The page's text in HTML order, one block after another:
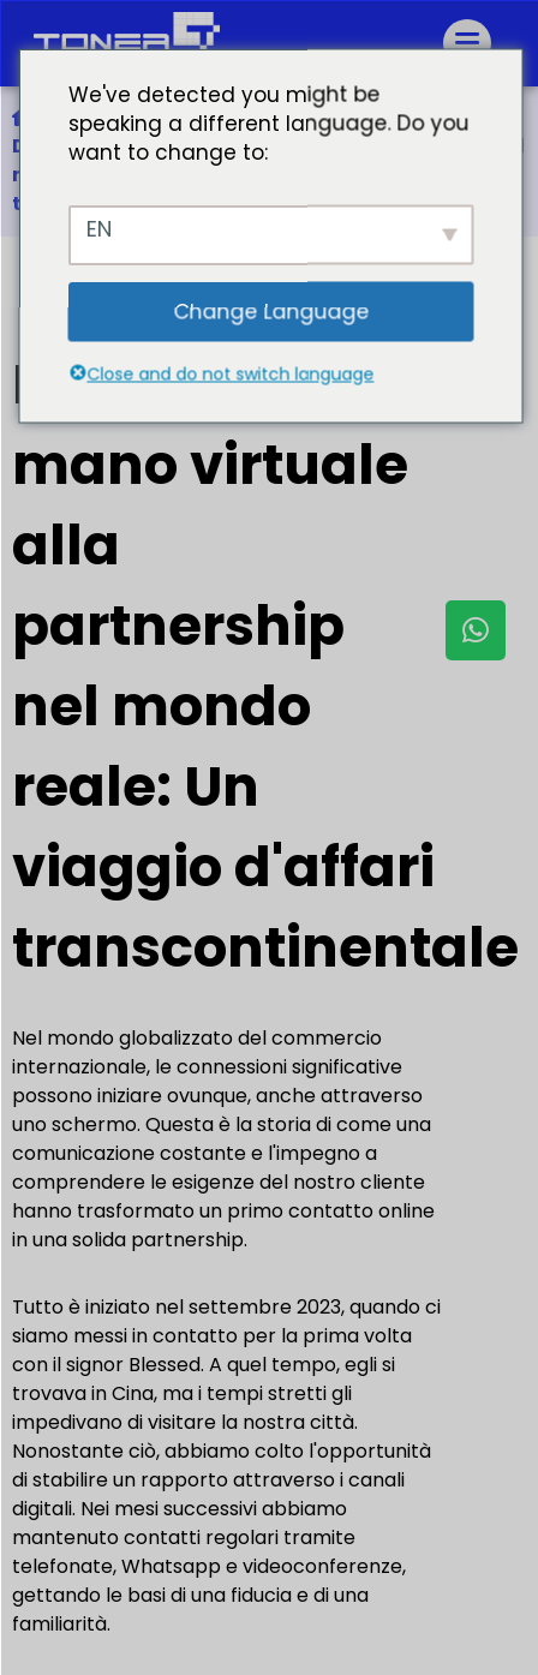
Casa
Dalla stretta di mano virtuale alla partnership nel
mondo reale: Un viaggio d'affari
transcontinentale
Dalla stretta di
mano virtuale
alla
partnership
nel mondo
reale: Un
viaggio d'affari
transcontinentale
Nel mondo globalizzato del commercio
internazionale, le connessioni significative
possono iniziare ovunque, anche attraverso
uno schermo. Questa è la storia di come una
comunicazione costante e l'impegno a
comprendere le esigenze del nostro cliente
hanno trasformato un primo contatto online
in una solida partnership.
Tutto è iniziato nel settembre 2023, quando ci
siamo messi in contatto per la prima volta
con il signor Blessed. A quel tempo, egli si
trovava in Cina, ma i tempi stretti gli
impedivano di visitare la nostra città.
Nonostante ciò, abbiamo colto l'opportunità
di stabilire un rapporto attraverso i canali
digitali. Nei mesi successivi abbiamo
mantenuto contatti regolari tramite
telefonate, Whatsapp e videoconferenze,
gettando le basi di una fiducia e di una
familiarità.
We've detected you might be
speaking a different language. Do you
want to change to:
EN
Change Language
Close and do not switch language